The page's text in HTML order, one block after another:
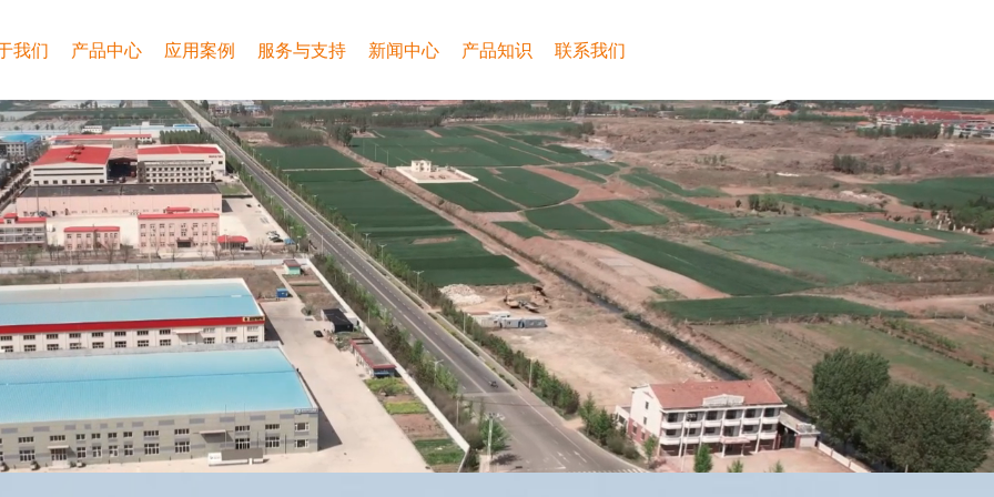
我们 产品中心 应用案例 服务与支持 新闻中心 产品知识 联系我们